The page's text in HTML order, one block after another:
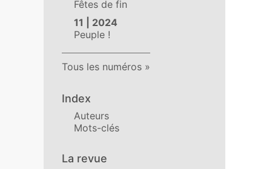
Fêtes de fin
11 | 2024
Peuple !
Tous les numéros
Index
Auteurs
Mots-clés
La revue